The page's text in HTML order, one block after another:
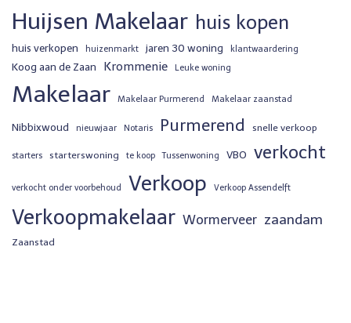
Huijsen Makelaar huis kopen
huis verkopen huizenmarkt jaren 30 woning klantwaardering
Koog aan de Zaan Krommenie Leuke woning
Makelaar Makelaar Purmerend Makelaar zaanstad
Nibbixwoud nieuwjaar Notaris Purmerend snelle verkoop
starters starterswoning te koop Tussenwoning VBO verkocht
verkocht onder voorbehoud Verkoop Verkoop Assendelft
Verkoopmakelaar Wormerveer zaandam
Zaanstad